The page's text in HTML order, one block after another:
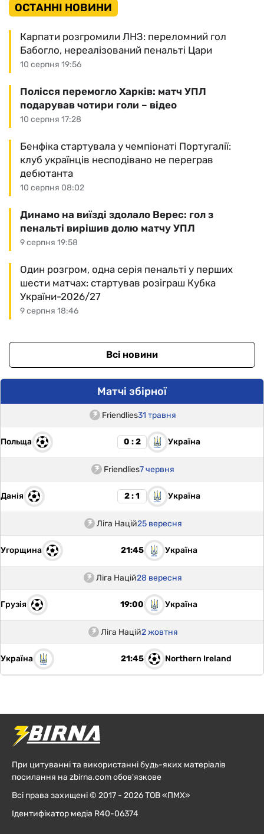
ОСТАННІ НОВИНИ
10 серпня 19:56
Карпати розгромили ЛНЗ: переломний гол
Бабогло, нереалізований пенальті Цари
10 серпня 17:28
Полісся перемогло Харків: матч УПЛ
подарував чотири голи – відео
10 серпня 08:02
Бенфіка стартувала у чемпіонаті Португалії:
клуб українців несподівано не переграв
дебютанта
9 серпня 19:58
Динамо на виїзді здолало Верес: гол з
пенальті вирішив долю матчу УПЛ
9 серпня 18:46
Один розгром, одна серія пенальті у перших
шести матчах: стартував розіграш Кубка
України-2026/27
Всі новини
Матчі збірної
Friendlies31 травня
Польща 0 : 2 Україна
Friendlies7 червня
Данія 2 : 1 Україна
Ліга Націй25 вересня
Угорщина 21:45 Україна
Ліга Націй28 вересня
Грузія 19:00 Україна
Ліга Націй2 жовтня
Україна 21:45 Northern Ireland
При цитуванні та використанні будь-яких матеріалів
посилання на zbirna.com обов'язкове
Всі права захищені © 2017 - 2026 ТОВ «ПМХ»
Ідентифікатор медіа R40-06374